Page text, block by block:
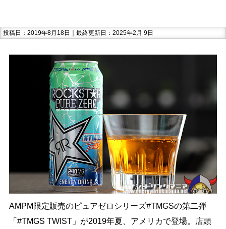
投稿日：2019年8月18日｜最終更新日：2025年2月 9日
AMPM限定販売のピュアゼロシリーズ#TMGSの第二弾
「#TMGS TWIST」が2019年夏、アメリカで登場。店頭